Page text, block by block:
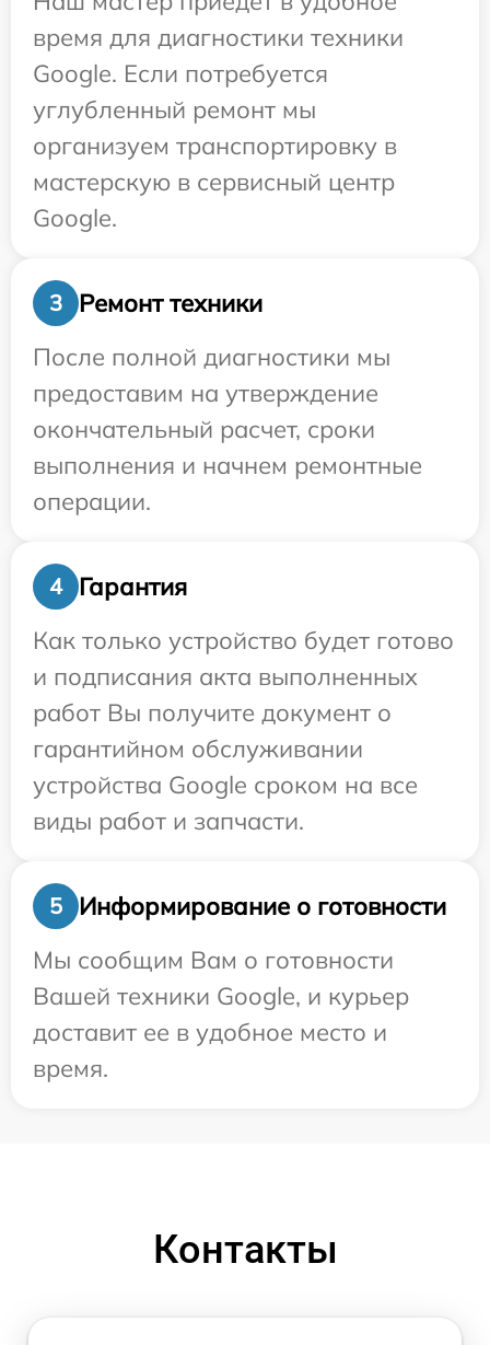
время для диагностики техники
Google. Если потребуется
углубленный ремонт мы
организуем транспортировку в
мастерскую в сервисный центр
Google.
3
Ремонт техники
После полной диагностики мы
предоставим на утверждение
окончательный расчет, сроки
выполнения и начнем ремонтные
операции.
4
Гарантия
Как только устройство будет готово
и подписания акта выполненных
работ Вы получите документ о
гарантийном обслуживании
устройства Google сроком на все
виды работ и запчасти.
5
Информирование о готовности
Мы сообщим Вам о готовности
Вашей техники Google, и курьер
доставит ее в удобное место и
время.
Контакты